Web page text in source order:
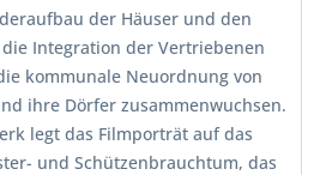
der Häuser und den
Integration der Vertriebenen
kommunale Neuordnung von
ihre Dörfer zusammenwuchsen.
legt das Filmporträt auf das
und Schützenbrauchtum, das